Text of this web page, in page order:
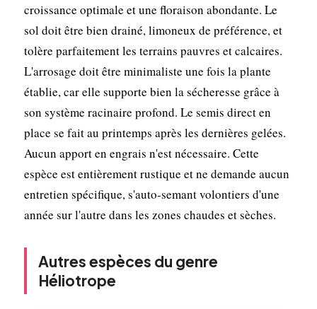
croissance optimale et une floraison abondante. Le
sol doit être bien drainé, limoneux de préférence, et
tolère parfaitement les terrains pauvres et calcaires.
L'arrosage doit être minimaliste une fois la plante
établie, car elle supporte bien la sécheresse grâce à
son système racinaire profond. Le semis direct en
place se fait au printemps après les dernières gelées.
Aucun apport en engrais n'est nécessaire. Cette
espèce est entièrement rustique et ne demande aucun
entretien spécifique, s'auto-semant volontiers d'une
année sur l'autre dans les zones chaudes et sèches.
Autres espèces du genre
Héliotrope